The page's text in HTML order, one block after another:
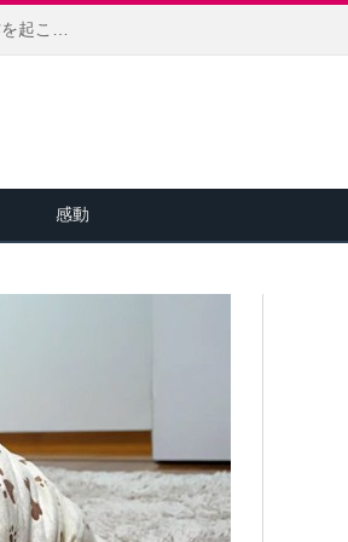
怯えきっていた保護子猫が、レトリバーとの初対面で劇的な変化を遂げる！ 徐々に心を開いていく様子にホッコリ (*´ｪ｀*)
感動